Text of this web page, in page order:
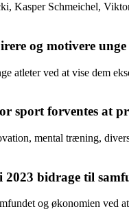
Kasper Schmeichel,
og motivere unge
atleter ved at vise dem
sport forventes at
mental træning,
bidrage til
og økonomien ved